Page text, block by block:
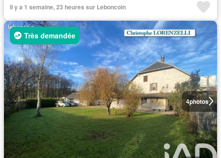
Il y a 1 semaine, 23 heures sur Leboncoin
4photos
Très demandée